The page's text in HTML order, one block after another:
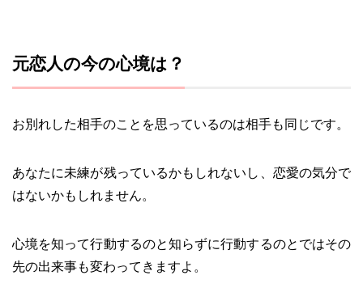
元恋人の今の心境は？
お別れした相手のことを思っているのは相手も同じです。
あなたに未練が残っているかもしれないし、恋愛の気分で
はないかもしれません。
心境を知って行動するのと知らずに行動するのとではその
先の出来事も変わってきますよ。